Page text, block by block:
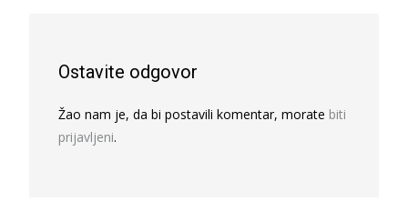
Ostavite odgovor
Žao nam je, da bi postavili komentar, morate biti
prijavljeni.